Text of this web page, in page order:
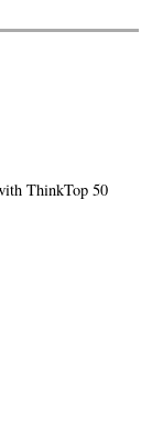
ThinkTop 50